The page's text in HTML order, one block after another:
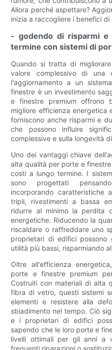
Allora perché aspettare?
inizia a raccogliere i benefici
- godendo di risparmi
termine con sistemi di
Quando si tratta di
valore complessivo di una
l'aggiornamento a un
finestre è un investimento
e finestre premium offrono
migliore efficienza energetica
forniscono anche risparmi e
che possono influire
complessive e sulla longevità
Uno dei vantaggi chiave
alta qualità per porte e
costi a lungo termine. I
sono progettati
incorporando
tripli, rivestimenti a bassa
ridurre al minimo la perdita
energetiche. Riducendo la
riscaldare o raffreddare uno
proprietari di edifici
utilità più bassi, risparmiando
Oltre all'efficienza
porte e finestre premium
Costruiti con materiali di alta
fibra di vetro, questi sistemi
elementi e resistere alla
sbiadimento nel tempo. Ciò
e i proprietari di edifici
sapendo che le loro porte e
livelli ottimali per gli anni a